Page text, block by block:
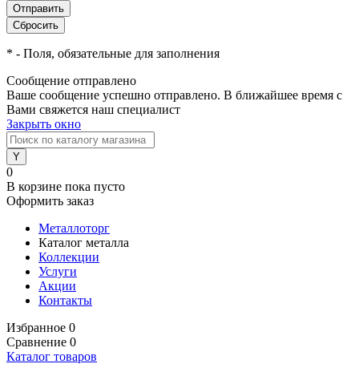
* - Поля, обязательные для заполнения
Сообщение отправлено
Ваше сообщение успешно отправлено. В ближайшее время с
Вами свяжется наш специалист
Закрыть окно
0
В корзине пока пусто
Оформить заказ
Металлоторг
Каталог металла
Коллекции
Услуги
Акции
Контакты
Избранное 0
Сравнение 0
Каталог товаров